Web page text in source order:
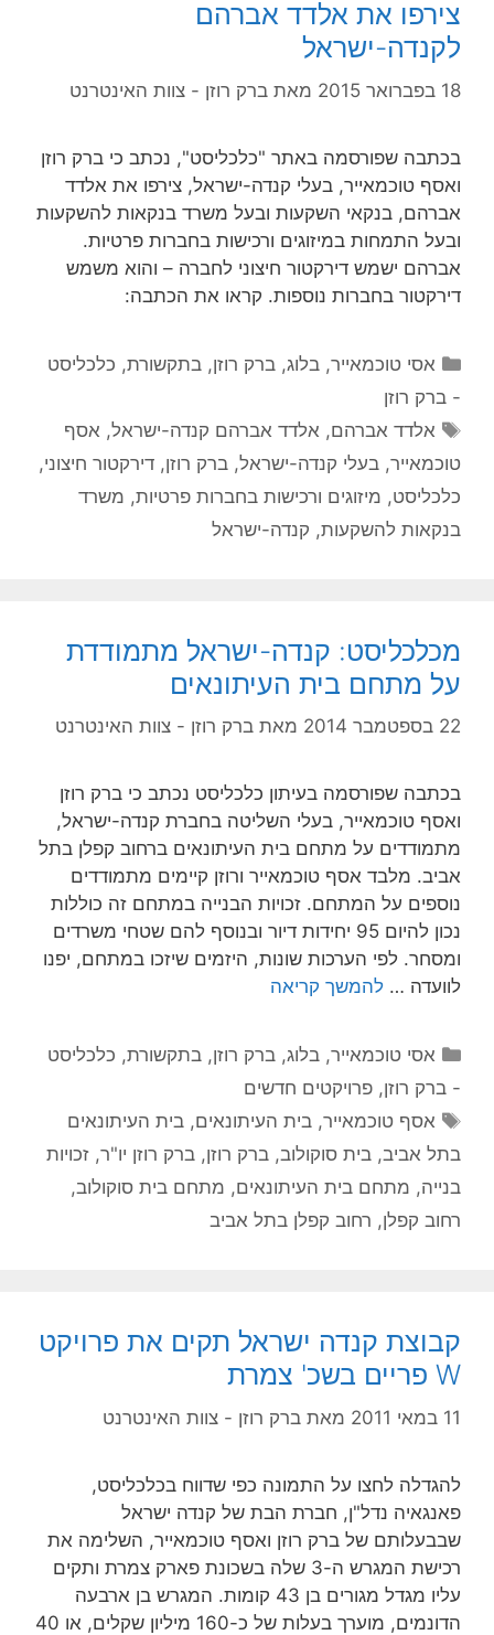
צירפו את אלדד אברהם
לקנדה-ישראל
18 בפברואר 2015 מאת ברק רוזן - צוות האינטרנט
בכתבה שפורסמה באתר "כלכליסט", נכתב כי ברק רוזן
ואסף טוכמאייר, בעלי קנדה-ישראל, צירפו את אלדד
אברהם, בנקאי השקעות ובעל משרד בנקאות להשקעות
ובעל התמחות במיזוגים ורכישות בחברות פרטיות.
אברהם ישמש דירקטור חיצוני לחברה – והוא משמש
דירקטור בחברות נוספות. קראו את הכתבה:
קטגוריות
אסי טוכמאייר,בלוג,ברק רוזן,בתקשורת, כלכליסט
- ברק רוזן
תגיות
אלדד אברהם, אלדד אברהם קנדה-ישראל, אסף
טוכמאייר, בעלי קנדה-ישראל, ברק רוזן, דירקטור חיצוני,
כלכליסט, מיזוגים ורכישות בחברות פרטיות, משרד
בנקאות להשקעות, קנדה-ישראל
מכלכליסט: קנדה-ישראל מתמודדת
על מתחם בית העיתונאים
22 בספטמבר 2014 מאת ברק רוזן - צוות האינטרנט
בכתבה שפורסמה בעיתון כלכליסט נכתב כי ברק רוזן
ואסף טוכמאייר, בעלי השליטה בחברת קנדה-ישראל,
מתמודדים על מתחם בית העיתונאים ברחוב קפלן בתל
אביב. מלבד אסף טוכמאייר ורוזן קיימים מתמודדים
נוספים על המתחם. זכויות הבנייה במתחם זה כוללות
נכון להיום 95 יחידות דיור ובנוסף להם שטחי משרדים
ומסחר. לפי הערכות שונות, היזמים שיזכו במתחם, יפנו
לוועדה … להמשך קריאה
קטגוריות
אסי טוכמאייר,בלוג,ברק רוזן,בתקשורת, כלכליסט
- ברק רוזן, פרויקטים חדשים
תגיות
אסף טוכמאייר,בית העיתונאים,בית העיתונאים
בתל אביב, בית סוקולוב, ברק רוזן, ברק רוזן יו"ר, זכויות
בנייה, מתחם בית העיתונאים, מתחם בית סוקולוב,
רחוב קפלן, רחוב קפלן בתל אביב
קבוצת קנדה ישראל תקים את פרויקט
W פריים בשכ' צמרת
11 במאי 2011 מאת ברק רוזן - צוות האינטרנט
להגדלה לחצו על התמונה כפי שדווח בכלכליסט,
פאנגאיה נדל"ן, חברת הבת של קנדה ישראל
שבבעלותם של ברק רוזן ואסף טוכמאייר, השלימה את
רכישת המגרש ה-3 שלה בשכונת פארק צמרת ותקים
עליו מגדל מגורים בן 43 קומות. המגרש בן ארבעה
הדונמים, מוערך בעלות של כ-160 מיליון שקלים, או 40